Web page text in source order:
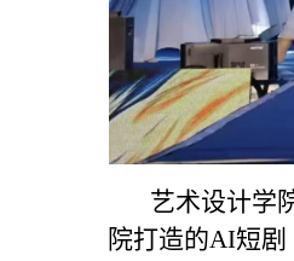
艺术设计学院
院打造的AI短